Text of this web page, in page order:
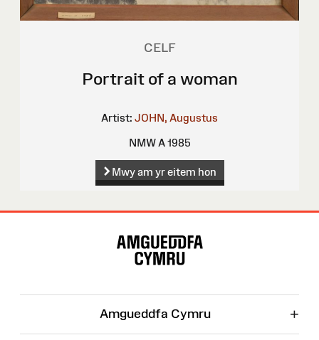
CELF
Portrait of a woman
Artist: JOHN, Augustus
NMW A 1985
Mwy am yr eitem hon
Amgueddfa Cymru +